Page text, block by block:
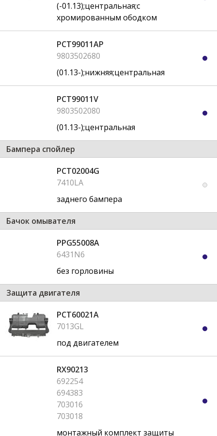
(-01.13);центральная;с
хромированным ободком
PCT99011AP
9803502680
(01.13-);нижняя;центральная
PCT99011V
9803502080
(01.13-);центральная
Бампера спойлер
PCT02004G
7410LA
заднего бампера
Бачок омывателя
PPG55008A
6431N6
без горловины
Защита двигателя
PCT60021A
7013GL
под двигателем
RX90213
692254
694383
703016
703018
монтажный комплект защиты